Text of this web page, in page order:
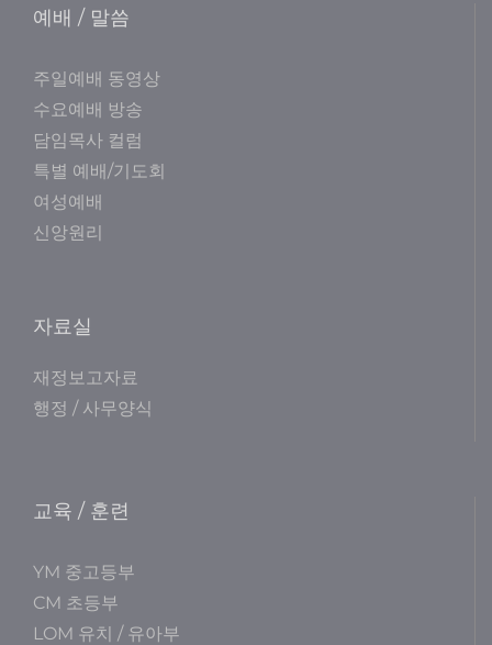
예배 / 말씀
주일예배 동영상
수요예배 방송
담임목사 컬럼
특별 예배/기도회
여성예배
신앙원리
자료실
재정보고자료
행정 / 사무양식
교육 / 훈련
YM 중고등부
CM 초등부
LOM 유치 / 유아부